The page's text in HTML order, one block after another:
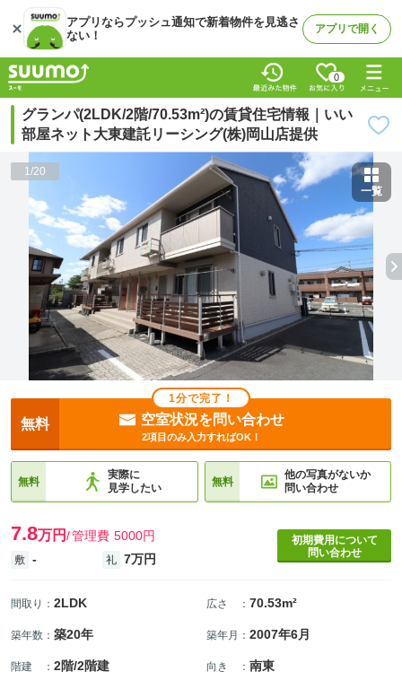
アプリならプッシュ通知で新着物件を見逃さ
ない！
アプリで開く
0
グランパ(2LDK/2階/70.53m²)の賃貸住宅情報｜いい
部屋ネット大東建託リーシング(株)岡山店提供
1/20
一覧
1分で完了！
無料 空室状況を問い合わせ
2項目のみ入力すればOK！
無料
実際に
見学したい
無料
他の写真がないか
問い合わせ
7.8万円 管理費 5000円
敷 - 礼 7万円
初期費用について
問い合わせ
間取り ： 2LDK 広さ ： 70.53m²
築年数 ： 築20年 築年月 ： 2007年6月
階建 ： 2階/2階建 向き ： 南東